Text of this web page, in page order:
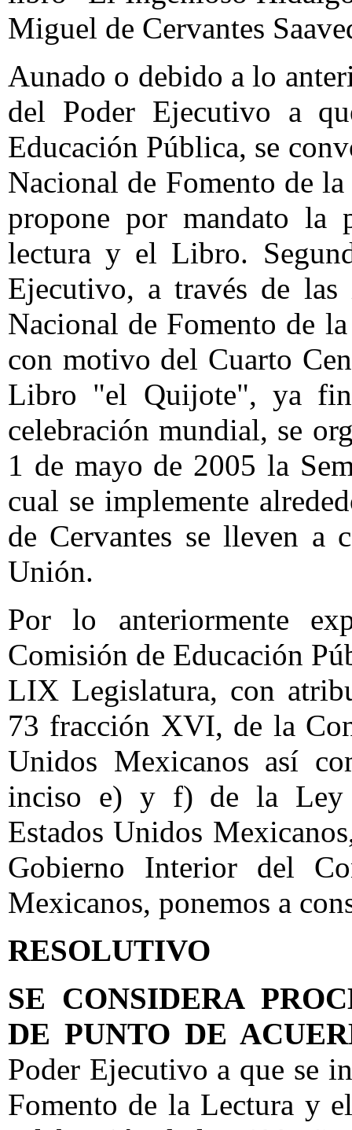
Miguel de Cervantes
Aunado o debido a lo
del Poder Ejecutivo a
Educación Pública, se
Nacional de Fomento de
propone por mandato la
lectura y el Libro.
Ejecutivo, a través de
Nacional de Fomento de
con motivo del Cuarto
Libro "el Quijote", ya
celebración mundial, se
1 de mayo de 2005 la
cual se implemente
de Cervantes se lleven a
Unión.
Por lo anteriormente
Comisión de Educación
LIX Legislatura, con
73 fracción XVI, de la
Unidos Mexicanos así
inciso e) y f) de la Ley
Estados Unidos
Gobierno Interior del
Mexicanos, ponemos a
RESOLUTIVO
SE CONSIDERA
DE PUNTO DE
Poder Ejecutivo a que se
Fomento de la Lectura y